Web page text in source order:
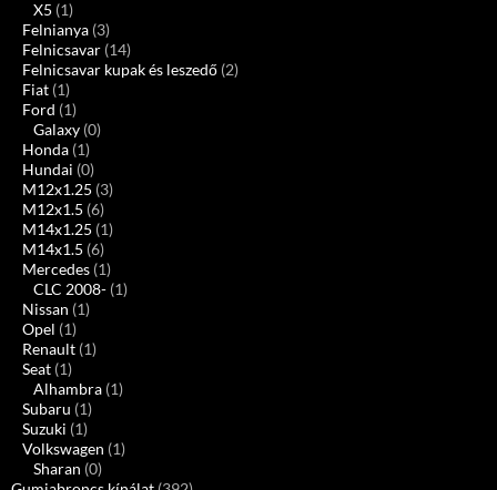
X5 (1)
Felnianya (3)
Felnicsavar (14)
Felnicsavar kupak és leszedő (2)
Fiat (1)
Ford (1)
Galaxy (0)
Honda (1)
Hundai (0)
M12x1.25 (3)
M12x1.5 (6)
M14x1.25 (1)
M14x1.5 (6)
Mercedes (1)
CLC 2008- (1)
Nissan (1)
Opel (1)
Renault (1)
Seat (1)
Alhambra (1)
Subaru (1)
Suzuki (1)
Volkswagen (1)
Sharan (0)